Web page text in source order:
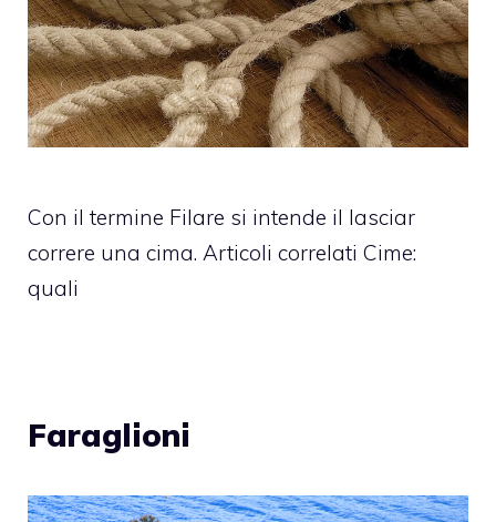
Con il termine Filare si intende il lasciar
correre una cima. Articoli correlati Cime:
quali
Faraglioni